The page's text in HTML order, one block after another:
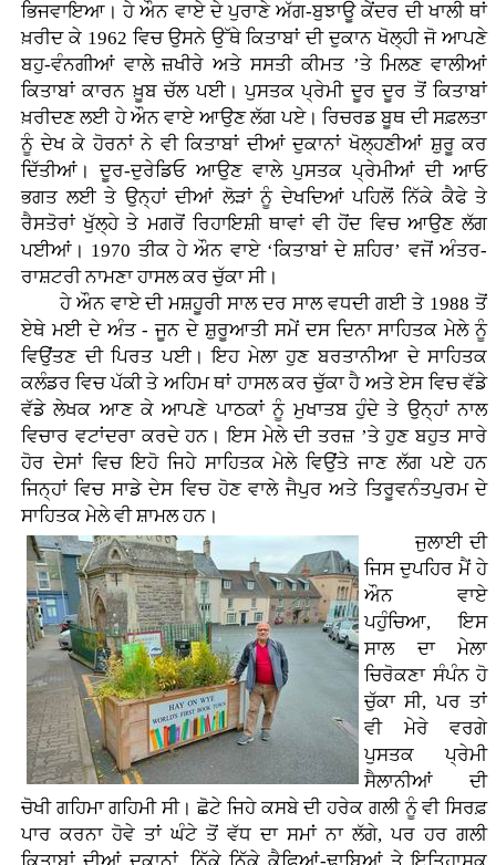
ਭਿਜਵਾਇਆ। ਹੇ ਔਨ ਵਾਏ ਦੇ ਪੁਰਾਣੇ ਅੱਗ-ਬੁਝਾਊ ਕੇਂਦਰ ਦੀ ਖਾਲੀ ਥਾਂ
ਖ਼ਰੀਦ ਕੇ 1962 ਵਿਚ ਉਸਨੇ ਉੱਥੇ ਕਿਤਾਬਾਂ ਦੀ ਦੁਕਾਨ ਖੋਲ੍ਹੀ ਜੋ ਆਪਣੇ
ਬਹੁ-ਵੰਨਗੀਆਂ ਵਾਲੇ ਜ਼ਖੀਰੇ ਅਤੇ ਸਸਤੀ ਕੀਮਤ ’ਤੇ ਮਿਲਣ ਵਾਲੀਆਂ
ਕਿਤਾਬਾਂ ਕਾਰਨ ਖ਼ੂਬ ਚੱਲ ਪਈ। ਪੁਸਤਕ ਪ੍ਰੇਮੀ ਦੂਰ ਦੂਰ ਤੋਂ ਕਿਤਾਬਾਂ
ਖ਼ਰੀਦਣ ਲਈ ਹੇ ਔਨ ਵਾਏ ਆਉਣ ਲੱਗ ਪਏ। ਰਿਚਰਡ ਬੂਥ ਦੀ ਸਫ਼ਲਤਾ
ਨੂੰ ਦੇਖ ਕੇ ਹੋਰਨਾਂ ਨੇ ਵੀ ਕਿਤਾਬਾਂ ਦੀਆਂ ਦੁਕਾਨਾਂ ਖੋਲ੍ਹਣੀਆਂ ਸ਼ੁਰੂ ਕਰ
ਦਿੱਤੀਆਂ। ਦੂਰ-ਦੁਰੇਡਿਓ ਆਉਣ ਵਾਲੇ ਪੁਸਤਕ ਪ੍ਰੇਮੀਆਂ ਦੀ ਆਓ
ਭਗਤ ਲਈ ਤੇ ਉਨ੍ਹਾਂ ਦੀਆਂ ਲੋੜਾਂ ਨੂੰ ਦੇਖਦਿਆਂ ਪਹਿਲੋਂ ਨਿੱਕੇ ਕੈਫੇ ਤੇ
ਰੈਸਤੋਰਾਂ ਖੁੱਲ੍ਹੇ ਤੇ ਮਗਰੋਂ ਰਿਹਾਇਸ਼ੀ ਥਾਵਾਂ ਵੀ ਹੋਂਦ ਵਿਚ ਆਉਣ ਲੱਗ
ਪਈਆਂ। 1970 ਤੀਕ ਹੇ ਔਨ ਵਾਏ ‘ਕਿਤਾਬਾਂ ਦੇ ਸ਼ਹਿਰ’ ਵਜੋਂ ਅੰਤਰ-
ਰਾਸ਼ਟਰੀ ਨਾਮਣਾ ਹਾਸਲ ਕਰ ਚੁੱਕਾ ਸੀ।
ਹੇ ਔਨ ਵਾਏ ਦੀ ਮਸ਼ਹੂਰੀ ਸਾਲ ਦਰ ਸਾਲ ਵਧਦੀ ਗਈ ਤੇ 1988 ਤੋਂ
ਏਥੇ ਮਈ ਦੇ ਅੰਤ - ਜੂਨ ਦੇ ਸ਼ੁਰੂਆਤੀ ਸਮੇਂ ਦਸ ਦਿਨਾ ਸਾਹਿਤਕ ਮੇਲੇ ਨੂੰ
ਵਿਉਂਤਣ ਦੀ ਪਿਰਤ ਪਈ। ਇਹ ਮੇਲਾ ਹੁਣ ਬਰਤਾਨੀਆ ਦੇ ਸਾਹਿਤਕ
ਕਲੰਡਰ ਵਿਚ ਪੱਕੀ ਤੇ ਅਹਿਮ ਥਾਂ ਹਾਸਲ ਕਰ ਚੁੱਕਾ ਹੈ ਅਤੇ ਏਸ ਵਿਚ ਵੱਡੇ
ਵੱਡੇ ਲੇਖਕ ਆਣ ਕੇ ਆਪਣੇ ਪਾਠਕਾਂ ਨੂੰ ਮੁਖਾਤਬ ਹੁੰਦੇ ਤੇ ਉਨ੍ਹਾਂ ਨਾਲ
ਵਿਚਾਰ ਵਟਾਂਦਰਾ ਕਰਦੇ ਹਨ। ਇਸ ਮੇਲੇ ਦੀ ਤਰਜ਼ ’ਤੇ ਹੁਣ ਬਹੁਤ ਸਾਰੇ
ਹੋਰ ਦੇਸਾਂ ਵਿਚ ਇਹੋ ਜਿਹੇ ਸਾਹਿਤਕ ਮੇਲੇ ਵਿਉਂਤੇ ਜਾਣ ਲੱਗ ਪਏ ਹਨ
ਜਿਨ੍ਹਾਂ ਵਿਚ ਸਾਡੇ ਦੇਸ ਵਿਚ ਹੋਣ ਵਾਲੇ ਜੈਪੁਰ ਅਤੇ ਤਿਰੂਵਨੰਤਪੁਰਮ ਦੇ
ਸਾਹਿਤਕ ਮੇਲੇ ਵੀ ਸ਼ਾਮਲ ਹਨ।
ਜੁਲਾਈ ਦੀ
ਜਿਸ ਦੁਪਹਿਰ ਮੈਂ ਹੇ
ਔਨ ਵਾਏ
ਪਹੁੰਚਿਆ, ਇਸ
ਸਾਲ ਦਾ ਮੇਲਾ
ਚਿਰੋਕਣਾ ਸੰਪੰਨ ਹੋ
ਚੁੱਕਾ ਸੀ, ਪਰ ਤਾਂ
ਵੀ ਮੇਰੇ ਵਰਗੇ
ਪੁਸਤਕ ਪ੍ਰੇਮੀ
ਸੈਲਾਨੀਆਂ ਦੀ
ਚੋਖੀ ਗਹਿਮਾ ਗਹਿਮੀ ਸੀ। ਛੋਟੇ ਜਿਹੇ ਕਸਬੇ ਦੀ ਹਰੇਕ ਗਲੀ ਨੂੰ ਵੀ ਸਿਰਫ਼
ਪਾਰ ਕਰਨਾ ਹੋਵੇ ਤਾਂ ਘੰਟੇ ਤੋਂ ਵੱਧ ਦਾ ਸਮਾਂ ਨਾ ਲੱਗੇ, ਪਰ ਹਰ ਗਲੀ